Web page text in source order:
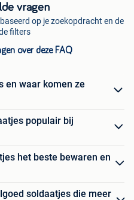
vragen
op je zoekopdracht en de
filters
over deze FAQ
en waar komen ze
populair bij
het beste bewaren en
soldaatjes die meer